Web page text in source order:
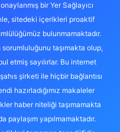
bir Yer Sağlayıcı
sitedeki içerikleri proaktif
bulunmamaktadır.
taşımakta olup,
etmiş sayılırlar. Bu internet
şirketi ile hiçbir bağlantısı
hazırladığımız makaleler
haber niteliği taşımamakta
paylaşım yapılmamaktadır.